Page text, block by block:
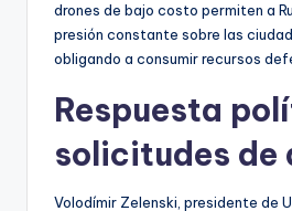
drones de bajo costo permiten a
presión constante sobre las
obligando a consumir recursos
Respuesta
solicitudes de
Volodímir Zelenski, presidente de